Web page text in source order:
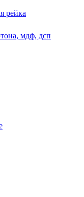
рейка
мдф, дсп